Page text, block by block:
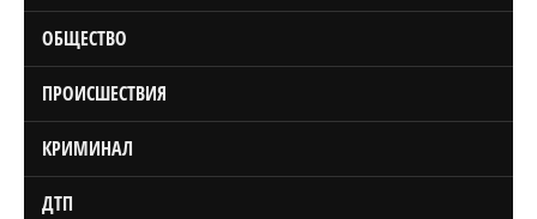
ОБЩЕСТВО
ПРОИСШЕСТВИЯ
КРИМИНАЛ
ДТП